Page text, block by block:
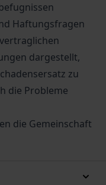
Haftungsfragen
dargestellt,
zu
die Probleme
die Gemeinschaft